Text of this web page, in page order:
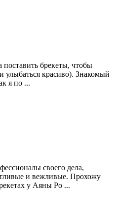
поставить брекеты, чтобы
улыбаться красиво). Знакомый
я по ...
своего дела,
и вежливые. Прохожу
у Аяны Ро ...